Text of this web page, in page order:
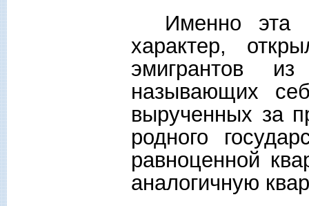
Именно эта
характер,
эмигрантов
называющих
вырученных за
родного
равноценной
аналогичную